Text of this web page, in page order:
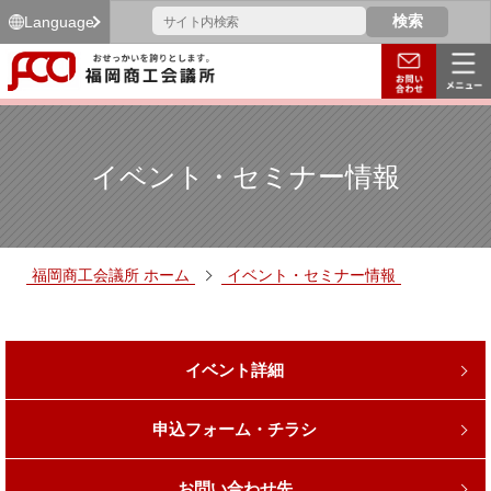
Language
イベント・セミナー情報
福岡商工会議所 ホーム イベント・セミナー情報
イベント詳細
申込フォーム・チラシ